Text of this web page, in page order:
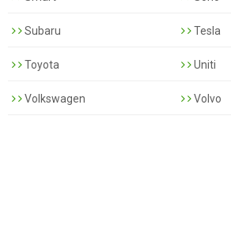
Subaru Tesla
Toyota Uniti
Volkswagen Volvo